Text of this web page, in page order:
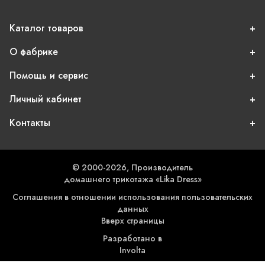
Каталог товаров
О фабрике
Помощь и сервис
Личный кабинет
Контакты
© 2000-2026, Производитель
домашнего трикотажа «Lika Dress»
Соглашения в отношении использования пользовательских
данных
Вверх страницы
Разработано в
Involta